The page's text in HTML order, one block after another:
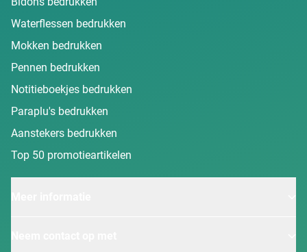
Waterflessen bedrukken
Mokken bedrukken
Pennen bedrukken
Notitieboekjes bedrukken
Paraplu's bedrukken
Aanstekers bedrukken
Top 50 promotieartikelen